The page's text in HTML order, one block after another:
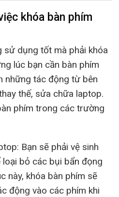
khóa bàn phím
sử dụng tốt mà phải khóa
lúc bạn cần bàn phím
những tác động từ bên
thế, sửa chữa laptop.
phím trong các trường
Bạn sẽ phải vệ sinh
bỏ các bụi bẩn đọng
này, khóa bàn phím sẽ
động vào các phím khi